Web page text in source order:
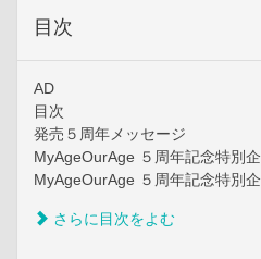
目次
AD
目次
発売５周年メッセージ
MyAgeOurAge ５周年記念特別企
MyAgeOurAge ５周年記念特別
さらに目次をよむ